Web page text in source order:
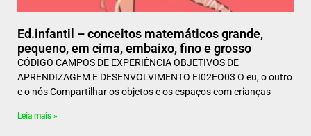
Ed.infantil – conceitos matemáticos grande,
pequeno, em cima, embaixo, fino e grosso
CÓDIGO CAMPOS DE EXPERIÊNCIA OBJETIVOS DE
APRENDIZAGEM E DESENVOLVIMENTO EI02EO03 O eu, o outro
e o nós Compartilhar os objetos e os espaços com crianças
Leia mais »